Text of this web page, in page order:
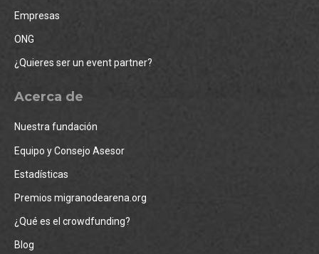
Empresas
ONG
¿Quieres ser un event partner?
Acerca de
Nuestra fundación
Equipo y Consejo Asesor
Estadísticas
Premios migranodearena.org
¿Qué es el crowdfunding?
Blog